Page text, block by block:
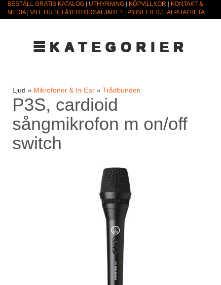
BESTÄLL GRATIS KATALOG UTHYRNING KÖPVILLKOR
KONTAKT &
MEDIA| VILL DU BLI ÅTERFÖRSÄLJARE? PIONEER DJ | ALPHATHETA
☰KATEGORIER
Ljud » Mikrofoner & In-Ear » Trådbunden
P3S, cardioid
sångmikrofon m on/off
switch